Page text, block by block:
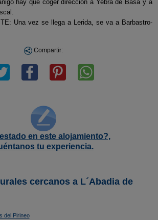
hay que coger direccion a Yebra de Basa y a
Una vez se llega a Lerida, se va a Barbastro-
Compartir:
en este alojamiento?,
tu experiencia.
cercanos a L´Abadia de
del Pirineo